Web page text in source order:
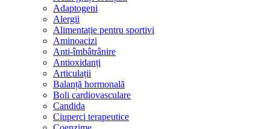
Adaptogeni
Alergii
Alimentație pentru sportivi
Aminoacizi
Anti-îmbâtrânire
Antioxidanți
Articulații
Balanță hormonală
Boli cardiovasculare
Candida
Ciuperci terapeutice